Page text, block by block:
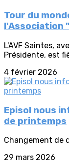
Tour du
l'Association
L'AVF Saintes,
Présidente, est
4 février 2026
Episol nous
de printemps
Changement de
29 mars 2026